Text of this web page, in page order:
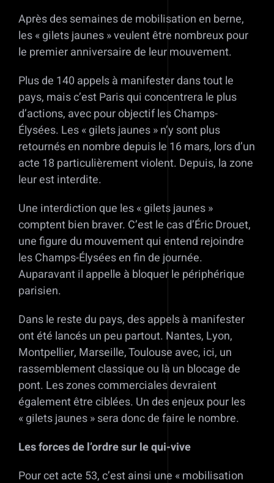
Après des semaines de mobilisation en berne,
les « gilets jaunes » veulent être nombreux pour
le premier anniversaire de leur mouvement.
Plus de 140 appels à manifester dans tout le
pays, mais c’est Paris qui concentrera le plus
d’actions, avec pour objectif les Champs-
Élysées. Les « gilets jaunes » n’y sont plus
retournés en nombre depuis le 16 mars, lors d’un
acte 18 particulièrement violent. Depuis, la zone
leur est interdite.
Une interdiction que les « gilets jaunes »
comptent bien braver. C’est le cas d’Éric Drouet,
une figure du mouvement qui entend rejoindre
les Champs-Élysées en fin de journée.
Auparavant il appelle à bloquer le périphérique
parisien.
Dans le reste du pays, des appels à manifester
ont été lancés un peu partout. Nantes, Lyon,
Montpellier, Marseille, Toulouse avec, ici, un
rassemblement classique ou là un blocage de
pont. Les zones commerciales devraient
également être ciblées. Un des enjeux pour les
« gilets jaunes » sera donc de faire le nombre.
Les forces de l’ordre sur le qui-vive
Pour cet acte 53, c’est ainsi une « mobilisation